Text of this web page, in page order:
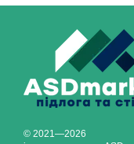
© 2021—2026